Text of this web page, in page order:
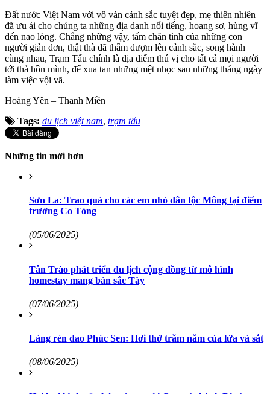
Đất nước Việt Nam với vô vàn cảnh sắc tuyệt đẹp, mẹ thiên nhiên
đã ưu ái cho chúng ta những địa danh nổi tiếng, hoang sơ, hùng vĩ
đến nao lòng. Chẳng những vậy, tấm chân tình của những con
người giản đơn, thật thà đã thắm đượm lên cảnh sắc, song hành
cùng nhau, Trạm Tấu chính là địa điểm thú vị cho tất cả mọi người
tới thả hồn mình, để xua tan những mệt nhọc sau những tháng ngày
làm việc vội vã.
Hoàng Yên – Thanh Miền
Tags: du lịch việt nam, trạm tấu
Những tin mới hơn
Sơn La: Trao quà cho các em nhỏ dân tộc Mông tại điểm
trường Co Tòng
(05/06/2025)
Tân Trào phát triển du lịch cộng đồng từ mô hình
homestay mang bản sắc Tày
(07/06/2025)
Làng rèn dao Phúc Sen: Hơi thở trăm năm của lửa và sắt
(08/06/2025)